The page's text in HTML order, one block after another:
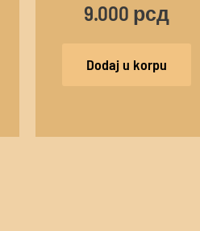
9.000 рсд
Dodaj u korpu